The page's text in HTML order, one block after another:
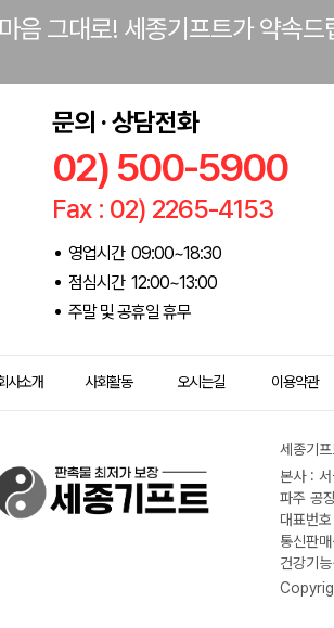
음 그대로! 세종기프트가 약속드
문의 · 상담전화
02) 500-5900
Fax : 02) 2265-4153
영업시간 09:00~18:30
점심시간 12:00~13:00
주말 및 공휴일 휴무
사소개 사회활동 오시는길 이용약관
세종기
본사 :
파주 공
대표번
통신판
건강기